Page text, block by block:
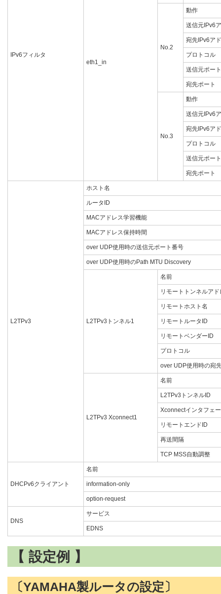
IPv6フィルタ
eth1_in
No.2
動作
送信元IPv6
宛先IPv6ア
プロトコル
送信元ポート
宛先ポート
No.3
動作
送信元IPv6
宛先IPv6ア
プロトコル
送信元ポート
宛先ポート
L2TPv3
ホスト名
ルータID
MACアドレス学習機能
MACアドレス保持時間
over UDP使用時の送信元ポート番号
over UDP使用時のPath MTU Discovery
L2TPv3トンネル1
名前
リモートトンネルアド
リモートホスト名
リモートルータID
リモートベンダーID
プロトコル
over UDP使用時の宛
L2TPv3 Xconnect1
名前
L2TPv3トンネルID
Xconnectインタフェ
リモートエンドID
再送間隔
TCP MSS自動調整
DHCPv6クライアント
名前
information-only
option-request
DNS
サービス
EDNS
【 設定例 】
〔YAMAHA製ルータの設定〕